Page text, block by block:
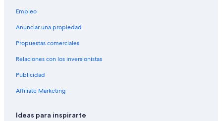
Empleo
Anunciar una propiedad
Propuestas comerciales
Relaciones con los inversionistas
Publicidad
Affiliate Marketing
Ideas para inspirarte